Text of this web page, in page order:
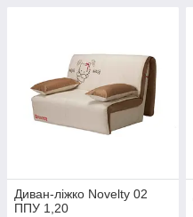
Диван-ліжко Novelty 02
ППУ 1,20